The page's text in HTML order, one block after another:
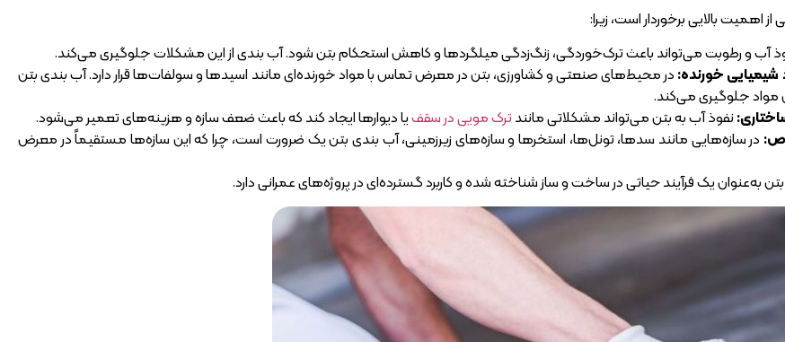
اهمیت بالایی برخوردار است، زیرا:
آب و رطوبت می‌تواند باعث ترک‌خوردگی، زنگ‌زدگی میلگردها و کاهش استحکام بتن شود. آب بندی از این مشکلات جلوگیری می‌کند.
شیمیایی خورنده:در محیط‌های صنعتی و کشاورزی، بتن در معرض تماس با مواد خورنده‌ای مانند اسیدها و سولفات‌ها قرار دارد. آب بندی بتن
مواد جلوگیری می‌کند.
نفوذ آب به بتن می‌تواند مشکلاتی مانندترک مویی در سقفیا دیوارها ایجاد کند که باعث ضعف سازه و هزینه‌های تعمیر می‌شود.
در سازه‌هایی مانند سدها، تونل‌ها، استخرها و سازه‌های زیرزمینی، آب بندی بتن یک ضرورت است، چرا که این سازه‌ها مستقیماً در معرض
به‌عنوان یک فرآیند حیاتی در ساخت و ساز شناخته شده و کاربرد گسترده‌ای در پروژه‌های عمرانی دارد.